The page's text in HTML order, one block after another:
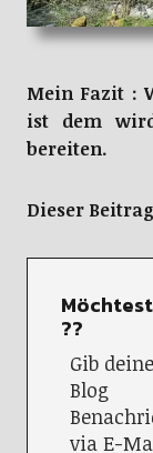
Mein Fazit :
ist dem
bereiten.
Dieser
??
Gib
Blog
via E-